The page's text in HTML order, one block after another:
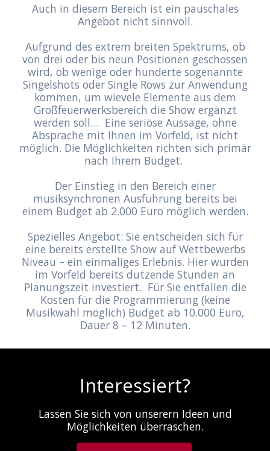
Auch in diesem Bereich ist ein pauschales
Angebot nicht sinnvoll.
Aufgrund des extrem breiten Spektrums, ob
von drei oder bis neun Positionen geschossen
wird, ob wenige oder hunderte sogenannte
Singelshots oder Single Rows zur Anwendung
kommen, um wievele Elemente aus dem
Großfeuerwerksbereich die Show ergänzt
werden soll… Eine seriöse Aussage, ohne
Absprache mit Ihnen im Vorfeld, ist nicht
möglich. Die Möglichkeiten richten sich primär
nach Ihrem Budget.
Der Einstieg in den Bereich einer
musiksynchronen Ausführung bereits bei
einem Budget ab 2.000 Euro möglich werden.
Spezielles Angebot: Sie entscheiden sich für
eine bereits erstellte Show auf Wettbewerbs
Niveau – ein einmaliges Erlebnis. Hier wurden
im Vorfeld bereits dutzende Stunden an
Planungszeit investiert. Für Sie entfallen die
Kosten für die Programmierung (keine
Musikwahl möglich) Budget ab 10.000 Euro,
Dauer 8 – 12 Minuten.
Interessiert?
Lassen Sie sich von unserern Ideen und
Möglichkeiten überraschen.